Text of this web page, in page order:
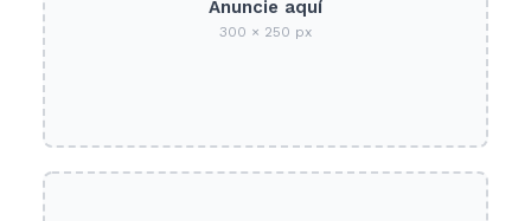
Anuncie aquí
300 × 250 px